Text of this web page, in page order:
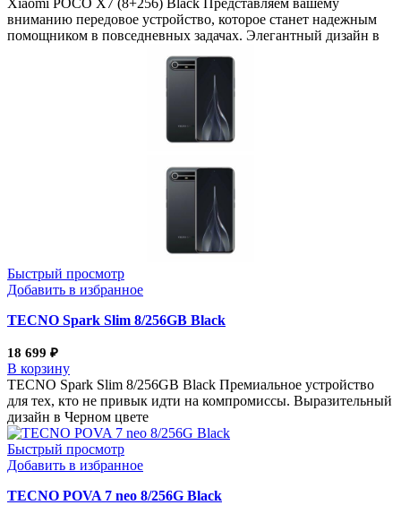
Xiaomi POCO X7 (8+256) Black Представляем вашему
вниманию передовое устройство, которое станет надежным
помощником в повседневных задачах. Элегантный дизайн в
Быстрый просмотр
Добавить в избранное
TECNO Spark Slim 8/256GB Black
18 699 ₽
В корзину
TECNO Spark Slim 8/256GB Black Премиальное устройство
для тех, кто не привык идти на компромиссы. Выразительный
дизайн в Черном цвете
Быстрый просмотр
Добавить в избранное
TECNO POVA 7 neo 8/256G Black